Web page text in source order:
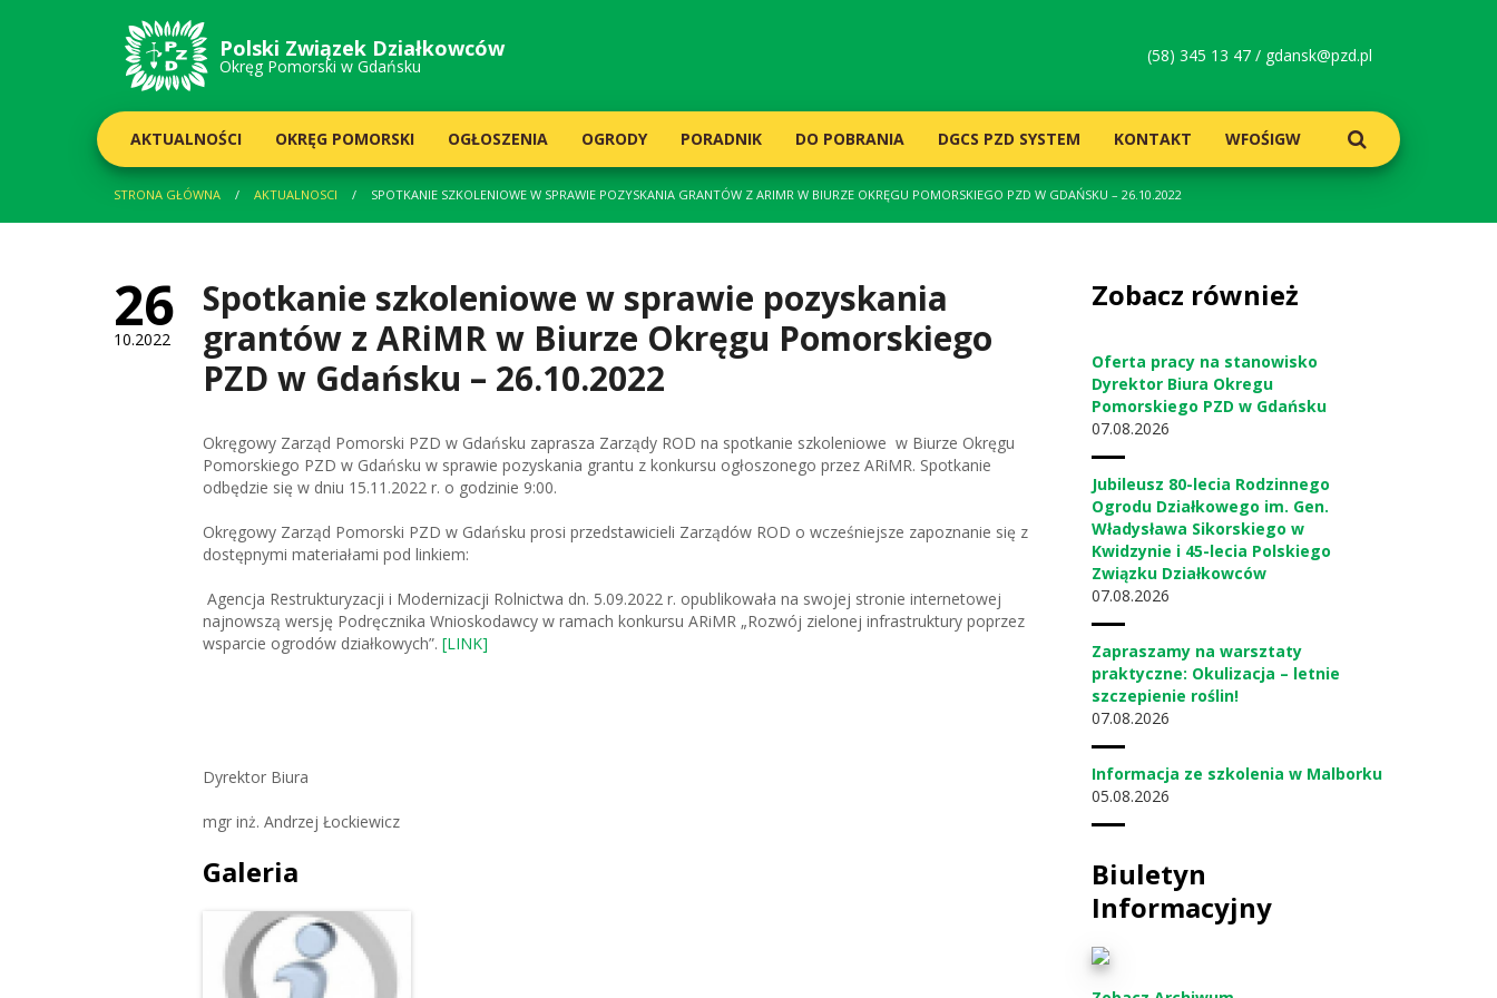
Polski Związek Działkowców
Okręg Pomorski w Gdańsku
(58) 345 13 47 / gdansk@pzd.pl
AKTUALNOŚCI OKRĘG POMORSKI OGŁOSZENIA OGRODY PORADNIK DO POBRANIA DGCS PZD SYSTEM KONTAKT WFOŚIGW
STRONA GŁÓWNA AKTUALNOSCI SPOTKANIE SZKOLENIOWE W SPRAWIE POZYSKANIA GRANTÓW Z ARIMR W BIURZE OKRĘGU POMORSKIEGO PZD W GDAŃSKU – 26.10.2022
Spotkanie szkoleniowe w sprawie pozyskania
grantów z ARiMR w Biurze Okręgu Pomorskiego
PZD w Gdańsku – 26.10.2022
26
10.2022
Okręgowy Zarząd Pomorski PZD w Gdańsku zaprasza Zarządy ROD na spotkanie szkoleniowe w Biurze Okręgu
Pomorskiego PZD w Gdańsku w sprawie pozyskania grantu z konkursu ogłoszonego przez ARiMR. Spotkanie
odbędzie się w dniu 15.11.2022 r. o godzinie 9:00.
Okręgowy Zarząd Pomorski PZD w Gdańsku prosi przedstawicieli Zarządów ROD o wcześniejsze zapoznanie się z
dostępnymi materiałami pod linkiem:
Agencja Restrukturyzacji i Modernizacji Rolnictwa dn. 5.09.2022 r. opublikowała na swojej stronie internetowej
najnowszą wersję Podręcznika Wnioskodawcy w ramach konkursu ARiMR „Rozwój zielonej infrastruktury poprzez
wsparcie ogrodów działkowych”. [LINK]
Dyrektor Biura
mgr inż. Andrzej Łockiewicz
Galeria
Zobacz również
Oferta pracy na stanowisko
Dyrektor Biura Okregu
Pomorskiego PZD w Gdańsku
0708.2026
Jubileusz 80-lecia Rodzinnego
Ogrodu Działkowego im. Gen.
Władysława Sikorskiego w
Kwidzynie i 45-lecia Polskiego
Związku Działkowców
0708.2026
Zapraszamy na warsztaty
praktyczne: Okulizacja – letnie
szczepienie roślin!
0708.2026
Informacja ze szkolenia w Malborku
05 08.2026
Biuletyn
Informacyjny